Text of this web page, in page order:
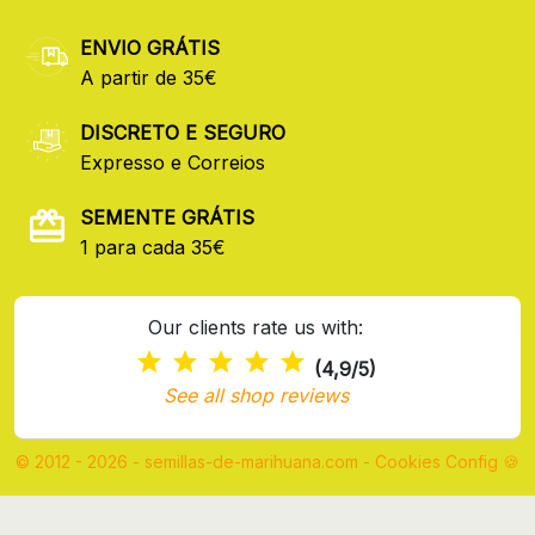
ENVIO GRÁTIS
A partir de 35€
DISCRETO E SEGURO
Expresso e Correios
SEMENTE GRÁTIS
1 para cada 35€
Our clients rate us with:
(4,9/5)
See all shop reviews
© 2012 - 2026 - semillas-de-marihuana.com - Cookies Config 🍪